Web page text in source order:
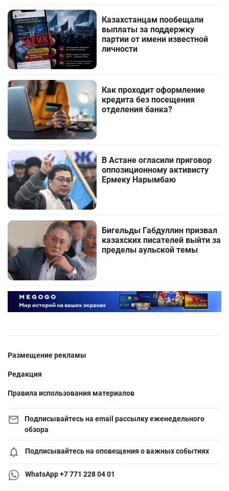
Казахстанцам пообещали
выплаты за поддержку
партии от имени известной
личности
Как проходит оформление
кредита без посещения
отделения банка?
В Астане огласили приговор
оппозиционному активисту
Ермеку Нарымбаю
Бигельды Габдуллин призвал
казахских писателей выйти за
пределы аульской темы
Размещение рекламы
Редакция
Правила использования материалов
Подписывайтесь на email рассылку еженедельного
обзора
Подписывайтесь на оповещения о важных событиях
WhatsApp +7 771 228 04 01